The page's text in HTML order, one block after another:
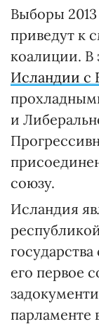
Выборы
приведут к
коалиции. В
Исландии с
и
союзу.
Исландия
его первое
парламенте